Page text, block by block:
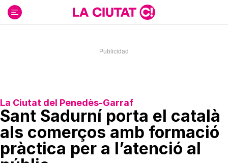
contenido
La Ciutat del Penedès-Garraf
Sant Sadurní porta el català
als comerços amb formació
pràctica per a l’atenció al